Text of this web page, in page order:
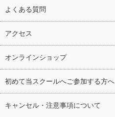
よくある質問
アクセス
オンラインショップ
初めて当スクールへご参加する方へ
キャンセル・注意事項について